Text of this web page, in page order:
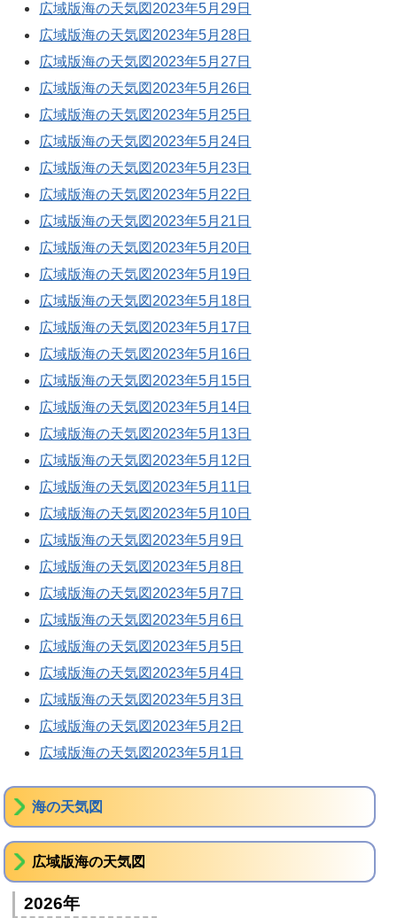
広域版海の天気図2023年5月29日
広域版海の天気図2023年5月28日
広域版海の天気図2023年5月27日
広域版海の天気図2023年5月26日
広域版海の天気図2023年5月25日
広域版海の天気図2023年5月24日
広域版海の天気図2023年5月23日
広域版海の天気図2023年5月22日
広域版海の天気図2023年5月21日
広域版海の天気図2023年5月20日
広域版海の天気図2023年5月19日
広域版海の天気図2023年5月18日
広域版海の天気図2023年5月17日
広域版海の天気図2023年5月16日
広域版海の天気図2023年5月15日
広域版海の天気図2023年5月14日
広域版海の天気図2023年5月13日
広域版海の天気図2023年5月12日
広域版海の天気図2023年5月11日
広域版海の天気図2023年5月10日
広域版海の天気図2023年5月9日
広域版海の天気図2023年5月8日
広域版海の天気図2023年5月7日
広域版海の天気図2023年5月6日
広域版海の天気図2023年5月5日
広域版海の天気図2023年5月4日
広域版海の天気図2023年5月3日
広域版海の天気図2023年5月2日
広域版海の天気図2023年5月1日
海の天気図
広域版海の天気図
2026年